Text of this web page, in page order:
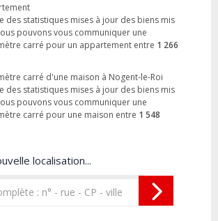
des statistiques mises à jour des biens mis
pouvons vous communiquer une
carré pour un appartement entre 1 266
carré d'une maison à Nogent-le-Roi
des statistiques mises à jour des biens mis
pouvons vous communiquer une
carré pour une maison entre 1 548
localisation...